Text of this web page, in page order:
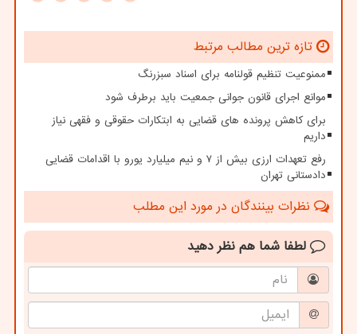
تازه ترین مطالب مرتبط
ممنوعیت تنظیم قولنامه برای اسناد سبزرنگ
موانع اجرای قانون جوانی جمعیت باید برطرف شود
برای کاهش پرونده های قضایی به ابتکارات حقوقی و فقهی نیاز
داریم
رفع تعهدات ارزی بیش از ۷ و نیم میلیارد یورو با اقدامات قضایی
دادستانی تهران
نظرات بینندگان در مورد این مطلب
لطفا شما هم نظر دهید